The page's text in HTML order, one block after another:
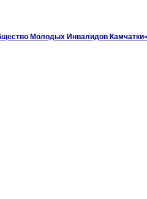
Молодых Инвалидов